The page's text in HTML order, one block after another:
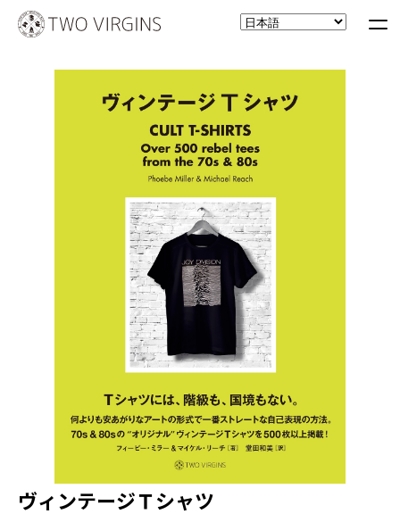
ヴィンテージＴシャツ